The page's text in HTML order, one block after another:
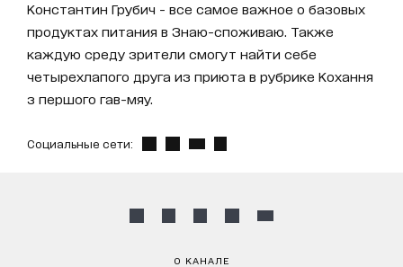
Константин Грубич - все самое важное о базовых
продуктах питания в Знаю-споживаю. Также
каждую среду зрители смогут найти себе
четырехлапого друга из приюта в рубрике Кохання
з першого гав-мяу.
Социальные сети:
О КАНАЛЕ